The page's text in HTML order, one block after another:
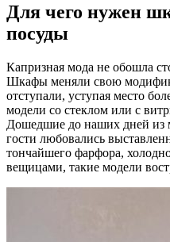
Для чего нужен
посуды
Капризная мода не обошла
Шкафы меняли свою
отступали, уступая место
модели со стеклом или с
Дошедшие до наших дней из
гости любовались
тончайшего фарфора,
вещицами, такие модели